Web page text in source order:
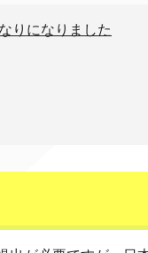
りになりました